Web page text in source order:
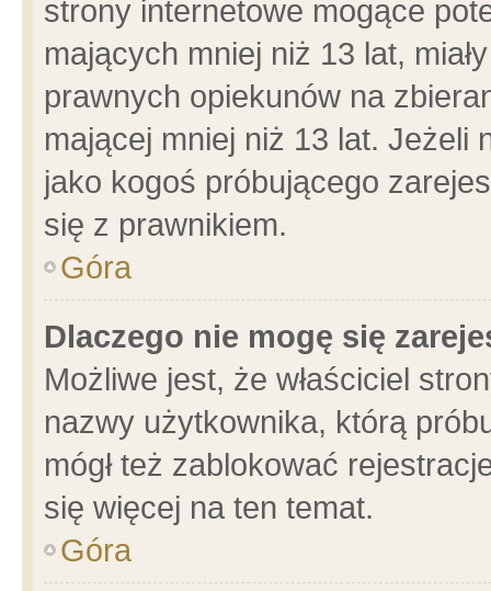
strony internetowe mogące
mających mniej niż 13 lat,
prawnych opiekunów na
mającej mniej niż 13 lat. Jeżeli
jako kogoś próbującego
się z prawnikiem.
Góra
Dlaczego nie mogę się
Możliwe jest, że właściciel
nazwy użytkownika, którą
mógł też zablokować
się więcej na ten temat.
Góra